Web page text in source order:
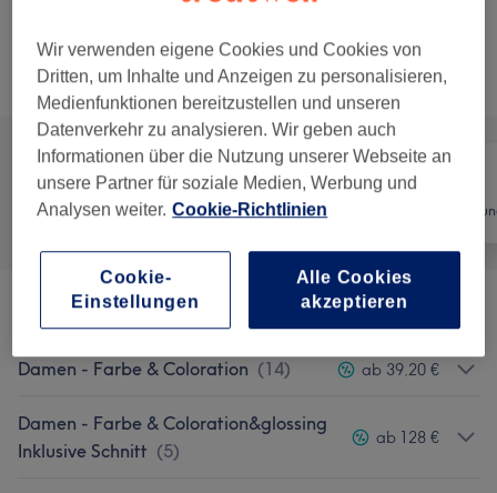
Alle Services
Alle Friseur
Damen - Haarschnitte & Stylings 3) ab 29 €
Damen - Farbe & Coloration (14) ab 39,20 €
Damen - Farbe & Coloration&glossing
Inklusive Schnitt (5)
ab 128 €
Wir verwenden eigene Cookies und Cookies von
Dritten, um Inhalte und Anzeigen zu personalisieren,
Medienfunktionen bereitzustellen und unseren
Datenverkehr zu analysieren. Wir geben auch
Informationen über die Nutzung unserer Webseite an
unsere Partner für soziale Medien, Werbung und
Analysen weiter. Cookie-Richtlinien
Cookie-
Einstellungen
Alle Cookies
akzeptieren